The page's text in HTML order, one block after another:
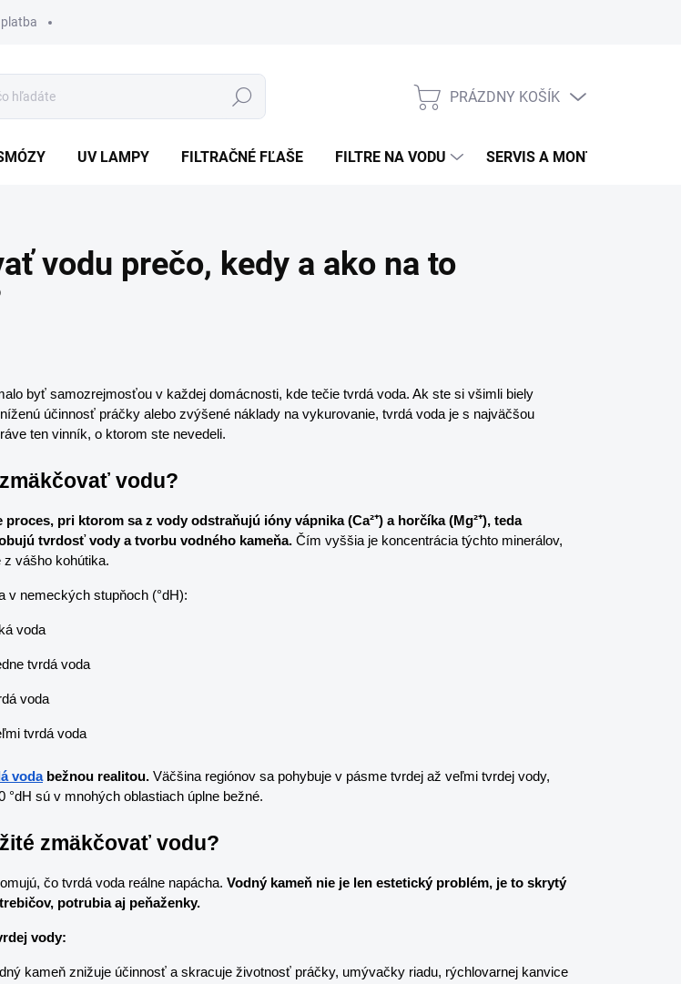
Hľadať
NÁKUPNÝ
PRÁZDNY KOŠÍK
UV LAMPY FILTRAČNÉ FĽAŠE FILTRE NA VODU SERVIS A MONTÁŽ
vodu prečo, kedy a ako na to
byť samozrejmosťou v každej domácnosti, kde tečie tvrdá voda. Ak ste si všimli biely
účinnosť práčky alebo zvýšené náklady na vykurovanie, tvrdá voda je s najväčšou
ten vinník, o ktorom ste nevedeli.
vodu?
pri ktorom sa z vody odstraňujú ióny vápnika (Ca²⁺) a horčíka (Mg²⁺), teda
tvrdosť vody a tvorbu vodného kameňa. Čím vyššia je koncentrácia týchto minerálov,
vášho kohútika.
v nemeckých stupňoch (°dH):
voda
tvrdá voda
voda
tvrdá voda
voda bežnou realitou. Väčšina regiónov sa pohybuje v pásme tvrdej až veľmi tvrdej vody,
°dH sú v mnohých oblastiach úplne bežné.
zmäkčovať vodu?
čo tvrdá voda reálne napácha. Vodný kameň nie je len estetický problém, je to skrytý
potrubia aj peňaženky.
vody:
kameň znižuje účinnosť a skracuje životnosť práčky, umývačky riadu, rýchlovarnej kanvice